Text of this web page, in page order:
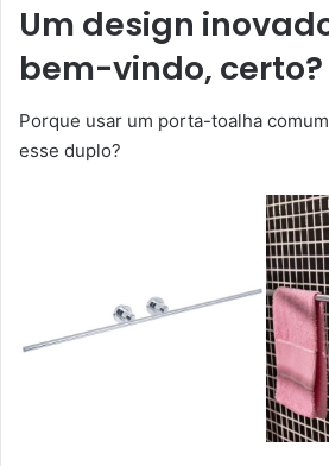
Um design
bem-vindo, certo?
Porque usar um porta-toalha
esse duplo?